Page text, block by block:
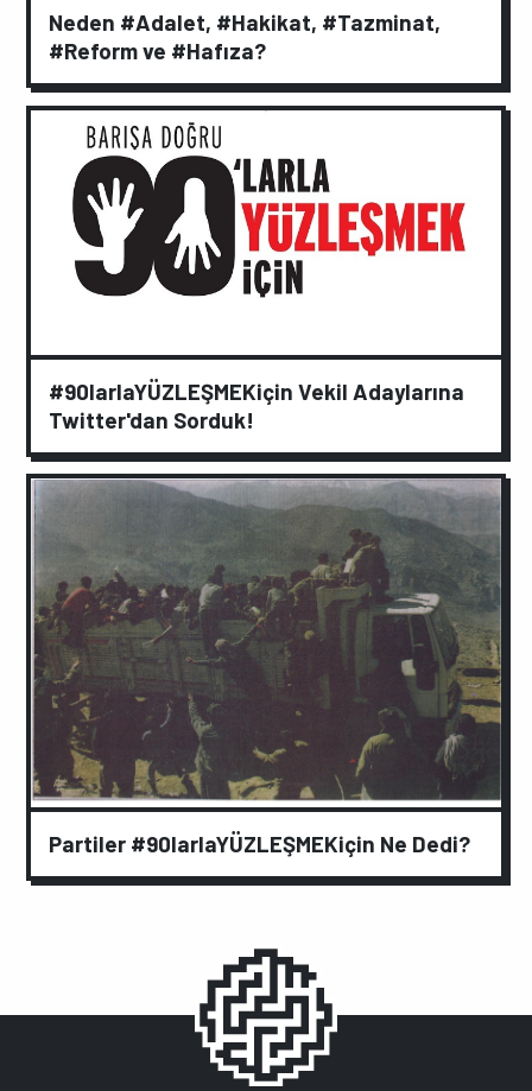
Neden #Adalet, #Hakikat, #Tazminat,
#Reform ve #Hafıza?
#90larlaYÜZLEŞMEKiçin Vekil Adaylarına
Twitter'dan Sorduk!
Partiler #90larlaYÜZLEŞMEKiçin Ne Dedi?